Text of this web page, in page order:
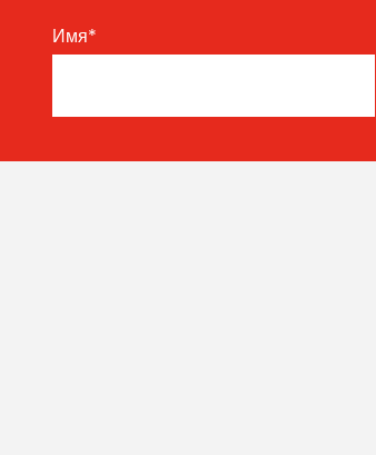
Имя*